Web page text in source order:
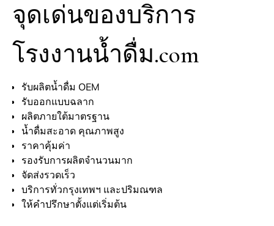
จุดเด่นของบริการ
โรงงานน้ำดื่ม.com
รับผลิตน้ำดื่ม OEM
รับออกแบบฉลาก
ผลิตภายใต้มาตรฐาน
น้ำดื่มสะอาด คุณภาพสูง
ราคาคุ้มค่า
รองรับการผลิตจำนวนมาก
จัดส่งรวดเร็ว
บริการทั่วกรุงเทพฯ และปริมณฑล
ให้คำปรึกษาตั้งแต่เริ่มต้น